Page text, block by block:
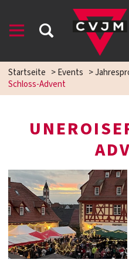
Startseite >Events >
Schloss-Advent